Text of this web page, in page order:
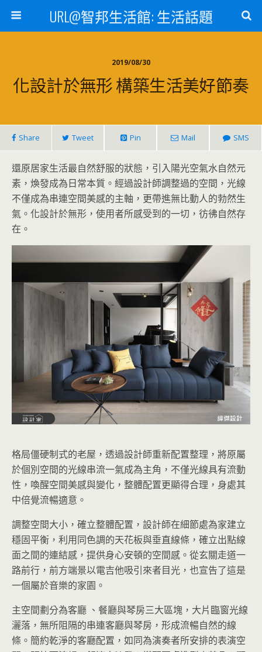
URL@智邦生活館: 生活話題
2019/08/30
化設計於無形 構築生活美好節奏
Share Tweet Pin Mail SMS
還原居家生活最自然舒服的狀態，引入陽光空氣水自然元
素，煥發成為日常本質。經過設計師調整過的空間，光線
不僅成為串連空間美感的主軸，更帶進無比動人的勃然生
氣。化設計於無形，使用者所感受到的一切，彷彿自然存
在。
格局僵硬制式的老屋，透過設計師重新配置整理，將原屬
於個別空間的光線串流一氣成為主角，不僅光線具有流動
性，喚醒空間美感與變化，整體配置更顯得合理，身處其
中倍覺流暢適意。
調整空間大小，確立整體配置，設計師在細節處為家建立
穩固平衡，利用同色調的天花板與垂直線條，確立出點線
面之間的連結感，提供身心安頓的空間感。從玄關走道一
路前行，前方端景以電吉他吸引來者目光，也宣告了這是
一個屬於音樂的家園。
主空間劃分為客廳 、餐廳與琴房三大區塊，大片臨窗光線
灑落，無所阻隔的串連客廳與琴房，形成流暢自然的線
條。簡約乾淨的客廳配置，如同為演奏者所安排的表演空